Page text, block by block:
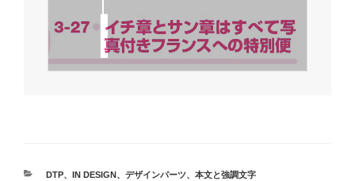
カ
DTP、 IN DESIGN、 デザインパーツ、 本文と強調文字